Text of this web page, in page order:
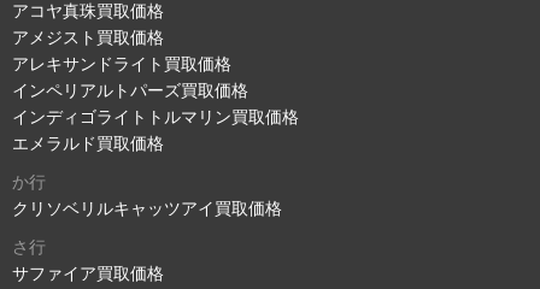
アコヤ真珠買取価格
アメジスト買取価格
アレキサンドライト買取価格
インペリアルトパーズ買取価格
インディゴライトトルマリン買取価格
エメラルド買取価格
か行
クリソベリルキャッツアイ買取価格
さ行
サファイア買取価格